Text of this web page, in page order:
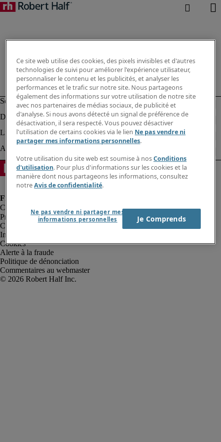
Protection des données personnelles
Conditions d’utilisation
Informations sur la société
Cookies
Alerte à la fraude
Politique de dénonciation
Commentaires au webmaster
Ce site web utilise des cookies, des pixels invisibles et d'autres
technologies de suivi pour améliorer l'expérience utilisateur,
personnaliser le contenu et les publicités, et analyser les
performances et le trafic sur notre site. Nous partageons
également des informations sur votre utilisation de notre site
avec nos partenaires de médias sociaux, de publicité et
d'analyse. Si nous avons détecté un signal de préférence de
désactivation, il sera respecté. Vous pouvez désactiver
l'utilisation de certains cookies via le lien Ne pas vendre ni
partager mes informations personnelles.
Votre utilisation du site web est soumise à nosConditions
d'utilisation. Pour plus d'informations sur les cookies et la
manière dont nous partageons les informations, consultez
notreAvis de confidentialité.
Ne pas vendre ni partager mes
informations personnelles
Je Comprends